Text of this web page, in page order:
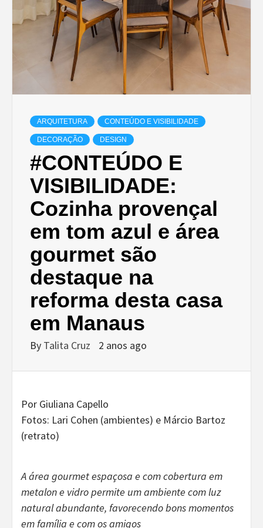
ARQUITETURA CONTEÚDO E VISIBILIDADE
DECORAÇÃO DESIGN
#CONTEÚDO E
VISIBILIDADE:
Cozinha provençal
em tom azul e área
gourmet são
destaque na
reforma desta casa
em Manaus
By Talita Cruz 2 anos ago
Por Giuliana Capello
Fotos: Lari Cohen (ambientes) e Márcio Bartoz
(retrato)
A área gourmet espaçosa e com cobertura em
metalon e vidro permite um ambiente com luz
natural abundante, favorecendo bons momentos
em família e com os amigos